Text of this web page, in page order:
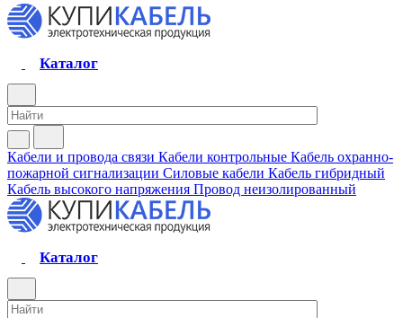
Каталог
Кабели и провода связи Кабели контрольные Кабель охранно-
пожарной сигнализации Силовые кабели Кабель гибридный
Кабель высокого напряжения Провод неизолированный
Каталог